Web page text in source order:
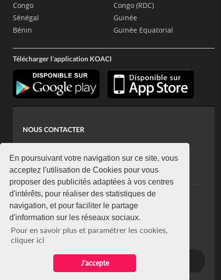
En poursuivant votre navigation sur ce site, vous
acceptez l'utilisation de Cookies pour vous
proposer des publicités adaptées à vos centres
d'intérêts, pour réaliser des statistiques de
navigation, et pour faciliter le partage
d'information sur les réseaux sociaux.
Pour en savoir plus et paramétrer les cookies,
cliquer ici
J'accepte
Congo
Sénégal
Bénin
Congo (RDC)
Guinée
Guinée Equatorial
Télécharger l'application KOACI
NOUS CONTACTER
koaci@yahoo.fr
+225 07 08 85 52 93
NEWSLETTER
Restez connecté via notre newsletter
S'abonner
Se désabonner